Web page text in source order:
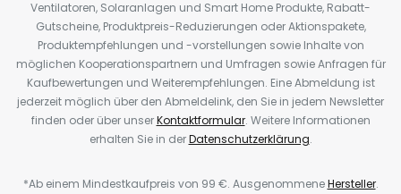
Ventilatoren, Solaranlagen und Smart Home Produkte, Rabatt-
Gutscheine, Produktpreis-Reduzierungen oder Aktionspakete,
Produktempfehlungen und -vorstellungen sowie Inhalte von
möglichen Kooperationspartnern und Umfragen sowie Anfragen für
Kaufbewertungen und Weiterempfehlungen. Eine Abmeldung ist
jederzeit möglich über den Abmeldelink, den Sie in jedem Newsletter
finden oder über unserKontaktformular. Weitere Informationen
erhalten Sie in derDatenschutzerklärung.
*Ab einem Mindestkaufpreis von 99 €. AusgenommeneHersteller.